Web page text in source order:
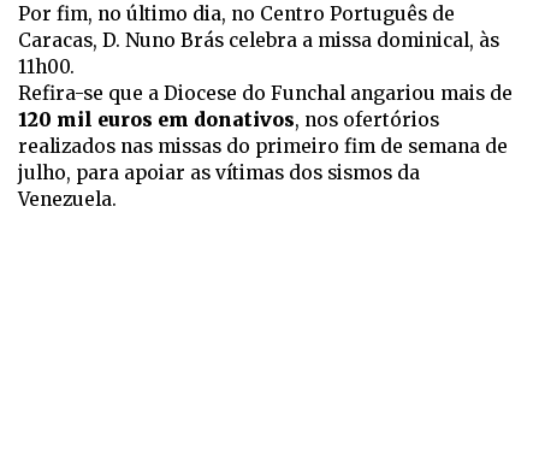
Por fim, no último dia, no Centro Português de
Caracas, D. Nuno Brás celebra a missa dominical, às
11h00.
Refira-se que a Diocese do Funchal angariou mais de
120 mil euros em donativos, nos ofertórios
realizados nas missas do primeiro fim de semana de
julho, para apoiar as vítimas dos sismos da
Venezuela.